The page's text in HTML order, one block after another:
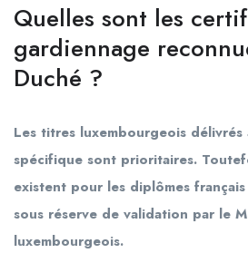
Quelles sont les
gardiennage
Duché ?
Les titres luxembourgeois
spécifique sont prioritaires.
existent pour les diplômes
sous réserve de validation par le
luxembourgeois.